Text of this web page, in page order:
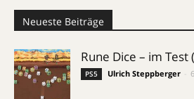
Neueste Beiträge
Rune Dice – im Test
PS5 Ulrich Steppberger